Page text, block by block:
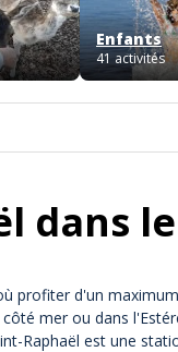
Enfants
41 activités
dans
profiter d'un
mer ou dans
Raphaël est une